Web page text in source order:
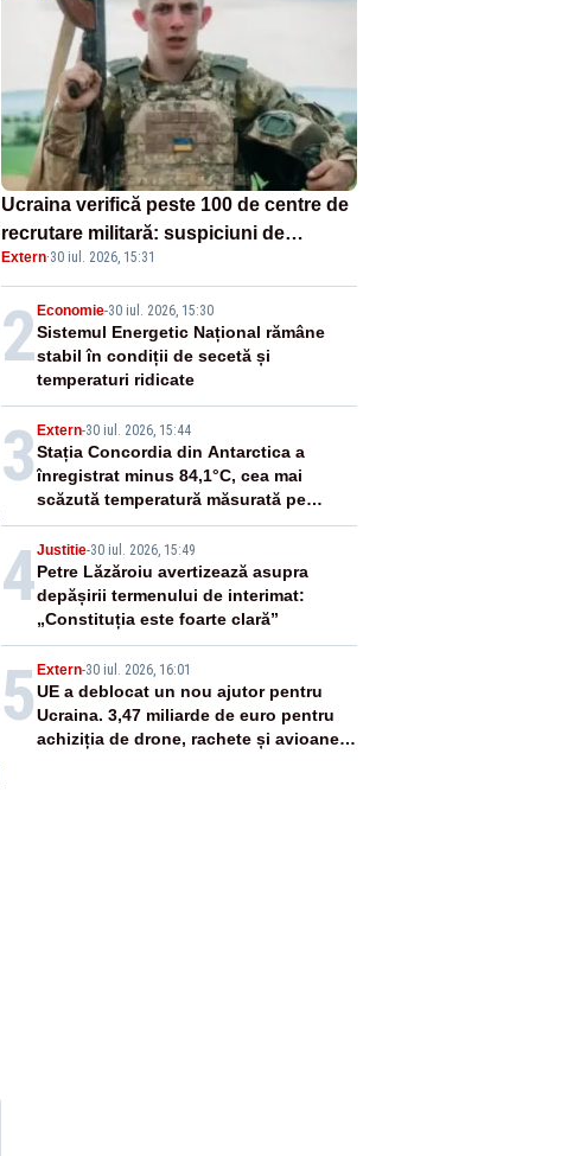
Ucraina verifică peste 100 de centre de
recrutare militară: suspiciuni de
corupție, abuz în serviciu și violențe
asupra recruților
Extern·30 iul. 2026, 15:31
2Economie-30 iul. 2026, 15:30
Sistemul Energetic Național rămâne
stabil în condiții de secetă și
temperaturi ridicate
3 Extern-30 iul. 2026, 15:44
Stația Concordia din Antarctica a
înregistrat minus 84,1°C, cea mai
scăzută temperatură măsurată pe
Pământ din 2012
4Justitie-30 iul. 2026, 15:49
Petre Lăzăroiu avertizează asupra
depășirii termenului de interimat:
„Constituția este foarte clară”
5 Extern-30 iul. 2026, 16:01
UE a deblocat un nou ajutor pentru
Ucraina. 3,47 miliarde de euro pentru
achiziția de drone, rachete și avioane